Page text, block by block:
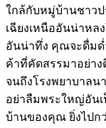
ใกล้กับหมู่บ้านชาว
เฉียงเหนืออันน่าหล
อันน่าทึ่ง คุณจะดื่มด่
ค้าที่คัดสรรมาอย่าง
จนถึงโรงพยาบาลน
อย่าลืมพระใหญ่อัน
บ้านของคุณ ยิ่งไปก